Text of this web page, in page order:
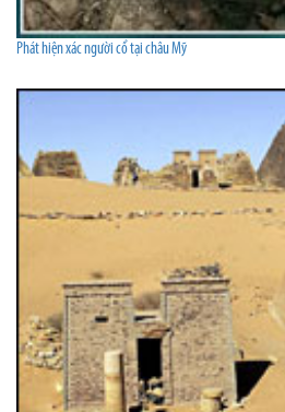
Phát hiện xác người cổ tại châu Mỹ